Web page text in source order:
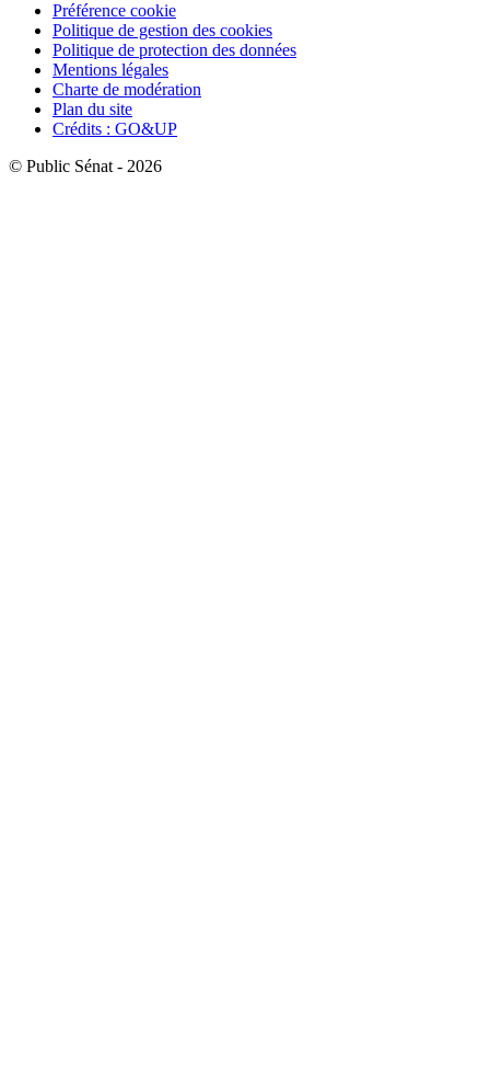
Préférence cookie
Politique de gestion des cookies
Politique de protection des données
Mentions légales
Charte de modération
Plan du site
Crédits : GO&UP
© Public Sénat - 2026